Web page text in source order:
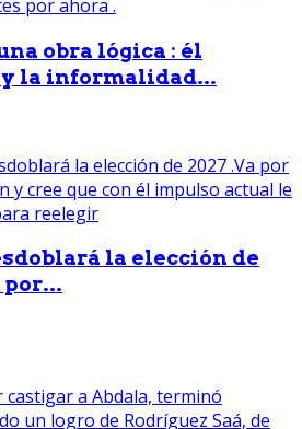
obra lógica : él
la informalidad...
la elección de
por...